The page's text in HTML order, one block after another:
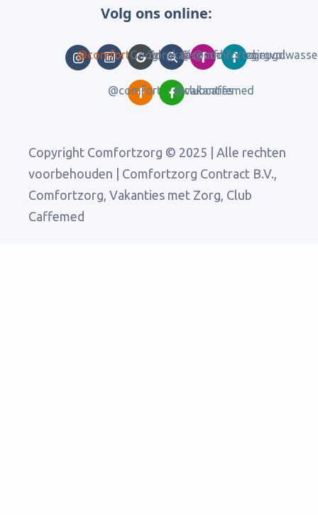
Volg ons online:
@comfortzorgvakanties
Google Reviews
Zorgkaart Nederland
@comfortzorgjeugd
@comfortzorgvakanties
@clubcaffemed
Copyright Comfortzorg © 2025 | Alle rechten
voorbehouden | Comfortzorg Contract B.V.,
Comfortzorg, Vakanties met Zorg, Club
Caffemed